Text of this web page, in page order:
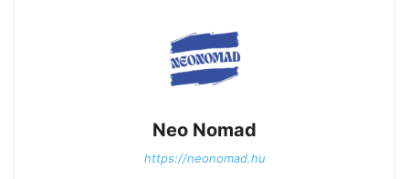
Neo Nomad
https://neonomad.hu